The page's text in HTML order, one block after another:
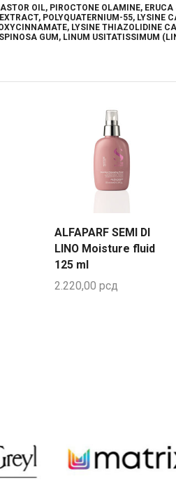
OIL, PIROCTONE OLAMINE,
POLYQUATERNIUM-55, LYSINE
LYSINE THIAZOLIDINE
GUM, LINUM USITATISSIMUM
ALFAPARF SEMI DI
LINO Moisture fluid
125 ml
2.220,00 рсд